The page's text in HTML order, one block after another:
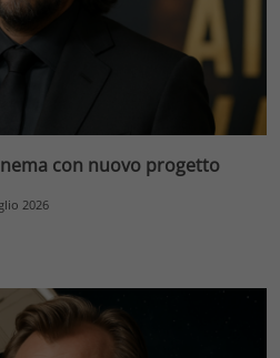
con nuovo progetto
2026